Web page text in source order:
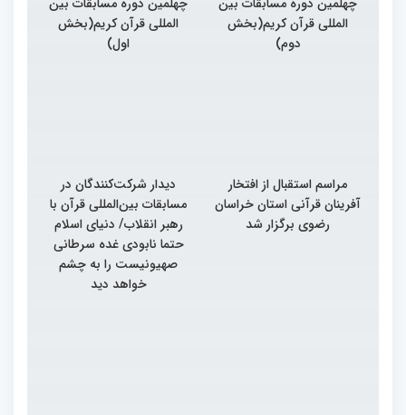
المللی قرآن کریم(بخش
دوم)
المللی قرآن کریم(بخش
اول)
مراسم استقبال از افتخار
آفرینان قرآنی استان خراسان
رضوی برگزار شد
دیدار شرکت‌کنندگان در
مسابقات بین‌المللی قرآن با
رهبر انقلاب/ دنیای اسلام
حتما نابودی غده سرطانی
صهیونیست را به چشم
خواهد دید